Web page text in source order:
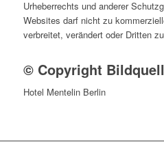
Urheberrechts und anderer
Websites darf nicht zu
verbreitet, verändert oder Dritten
© Copyright
Hotel Mentelin Berlin